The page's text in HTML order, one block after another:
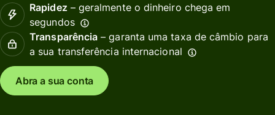
Rapidez – geralmente o dinheiro chega em
segundos
Transparência – garanta uma taxa de câmbio para
a sua transferência internacional
Abra a sua conta